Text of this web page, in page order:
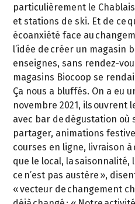
particulièrement le
et stations de ski. Et de ce
écoanxiété face au
l’idée de créer un magasin
enseignes, sans rendez-
magasins Biocoop se
Ça nous a bluffés. On a eu
novembre 2021, ils ouvrent
avec bar de dégustation
partager, animations
courses en ligne, livraison
que le local, la saisonnalité,
ce n’est pas austère »,
« vecteur de changement